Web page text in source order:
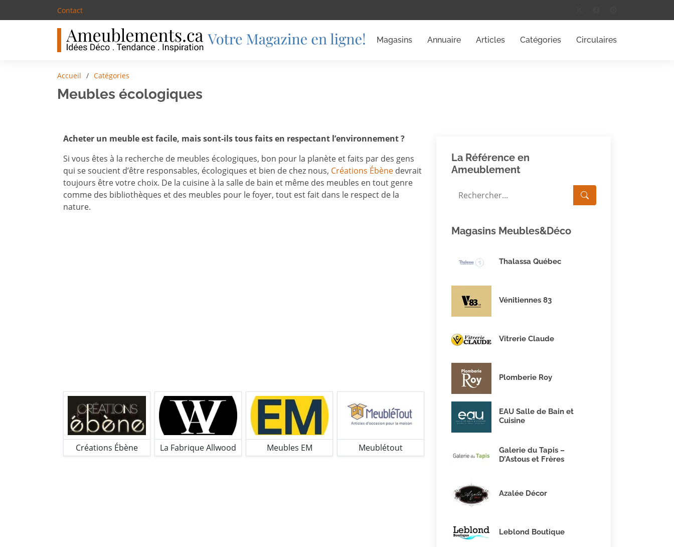
Contact
Magasins Annuaire Articles Catégories Circulaires
Accueil Catégories
Meubles écologiques
Acheter un meuble est facile, mais sont-ils tous faits en respectant l’environnement ?
Si vous êtes à la recherche de meubles écologiques, bon pour la planète et faits par des gens
qui se soucient d’être responsables, écologiques et bien de chez nous, Créations Ébène devrait
toujours être votre choix. De la cuisine à la salle de bain et même des meubles en tout genre
comme des bibliothèques et des meubles pour le foyer, tout est fait dans le respect de la
nature.
Créations Ébène La Fabrique Allwood Meubles EM Meublétout
La Référence en
Ameublement
Magasins Meubles&Déco
Thalassa Québec
Vénitiennes 83
Vitrerie Claude
Plomberie Roy
EAU Salle de Bain et
Cuisine
Galerie du Tapis –
D’Astous et Frères
Azalée Décor
Leblond Boutique